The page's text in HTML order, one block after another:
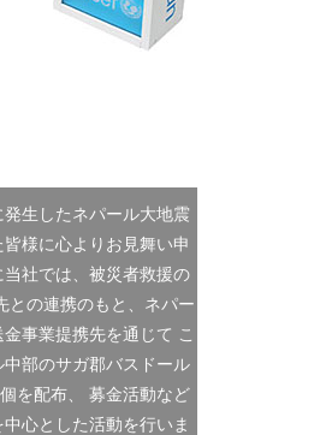
生したネパール大地震
様に心よりお見舞い申
当社では、被災者救援の
との連携のもと、ネパー
事業提携先を通じて こ
部のサガ郡バスドール
を配布、 募金活動など
心とした活動を行いま